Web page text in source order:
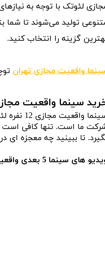
لئوتک با توجه به
تولید می‌شوند تا شما
گزینه را انتخاب کنید.
واقعیت مجازی تهران
سینما واقعیت مجازی 12 نفره
سینما
ما است. تنها کافی است
تا ببینید چه معجزه ای
های سینما 5 بعدی واقعیت مجازی لئوتک در توچال تهران